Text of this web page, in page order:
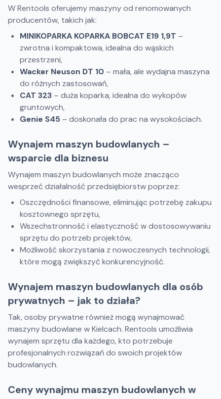
W Rentools oferujemy maszyny od renomowanych
producentów, takich jak:
MINIKOPARKA KOPARKA BOBCAT E19 1,9T –
zwrotna i kompaktowa, idealna do wąskich
przestrzeni,
Wacker Neuson DT 10 – mała, ale wydajna maszyna
do różnych zastosowań,
CAT 323 – duża koparka, idealna do wykopów
gruntowych,
Genie S45 – doskonała do prac na wysokościach.
Wynajem maszyn budowlanych –
wsparcie dla biznesu
Wynajem maszyn budowlanych może znacząco
wesprzeć działalność przedsiębiorstw poprzez:
Oszczędności finansowe, eliminując potrzebę zakupu
kosztownego sprzętu,
Wszechstronność i elastyczność w dostosowywaniu
sprzętu do potrzeb projektów,
Możliwość skorzystania z nowoczesnych technologii,
które mogą zwiększyć konkurencyjność.
Wynajem maszyn budowlanych dla osób
prywatnych – jak to działa?
Tak, osoby prywatne również mogą wynajmować
maszyny budowlane w Kielcach. Rentools umożliwia
wynajem sprzętu dla każdego, kto potrzebuje
profesjonalnych rozwiązań do swoich projektów
budowlanych.
Ceny wynajmu maszyn budowlanych w